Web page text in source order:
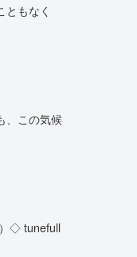
もなく
、この気候
◇ tunefull